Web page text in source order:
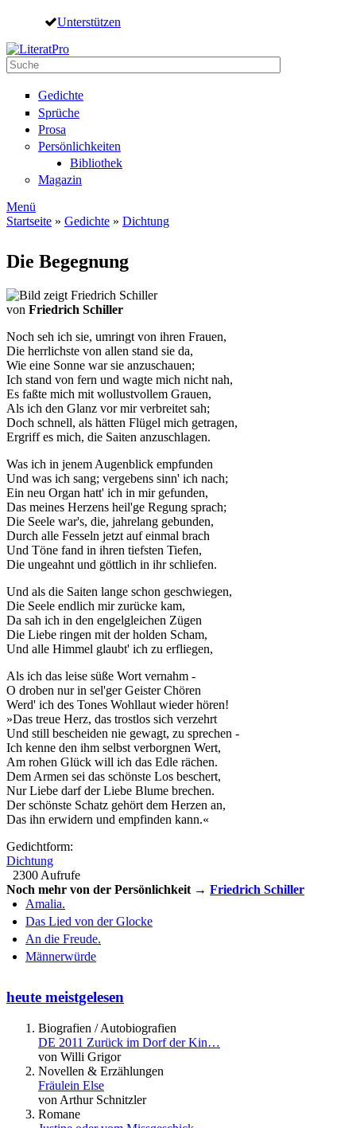
Direkt zum Inhalt
Unterstützen
Suche
Gedichte
Sprüche
Prosa
Persönlichkeiten
Bibliothek
Magazin
Menü
Startseite » Gedichte » Dichtung
Die Begegnung
von Friedrich Schiller
Noch seh ich sie, umringt von ihren Frauen,
Die herrlichste von allen stand sie da,
Wie eine Sonne war sie anzuschauen;
Ich stand von fern und wagte mich nicht nah,
Es faßte mich mit wollustvollem Grauen,
Als ich den Glanz vor mir verbreitet sah;
Doch schnell, als hätten Flügel mich getragen,
Ergriff es mich, die Saiten anzuschlagen.
Was ich in jenem Augenblick empfunden
Und was ich sang; vergebens sinn' ich nach;
Ein neu Organ hatt' ich in mir gefunden,
Das meines Herzens heil'ge Regung sprach;
Die Seele war's, die, jahrelang gebunden,
Durch alle Fesseln jetzt auf einmal brach
Und Töne fand in ihren tiefsten Tiefen,
Die ungeahnt und göttlich in ihr schliefen.
Und als die Saiten lange schon geschwiegen,
Die Seele endlich mir zurücke kam,
Da sah ich in den engelgleichen Zügen
Die Liebe ringen mit der holden Scham,
Und alle Himmel glaubt' ich zu erfliegen,
Als ich das leise süße Wort vernahm -
O droben nur in sel'ger Geister Chören
Werd' ich des Tones Wohllaut wieder hören!
»Das treue Herz, das trostlos sich verzehrt
Und still bescheiden nie gewagt, zu sprechen -
Ich kenne den ihm selbst verborgnen Wert,
Am rohen Glück will ich das Edle rächen.
Dem Armen sei das schönste Los beschert,
Nur Liebe darf der Liebe Blume brechen.
Der schönste Schatz gehört dem Herzen an,
Das ihn erwidern und empfinden kann.«
Gedichtform:
Dichtung
2300 Aufrufe
Noch mehr von der Persönlichkeit → Friedrich Schiller
Amalia.
Das Lied von der Glocke
An die Freude.
Männerwürde
heute meistgelesen
Biografien / Autobiografien
DE 2011 Zurück im Dorf der Kin…
von Willi Grigor
Novellen & Erzählungen
Fräulein Else
von Arthur Schnitzler
Romane